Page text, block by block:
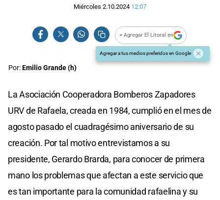
Miércoles 2.10.2024 12:07
+ Agregar El Litoral en
Agregar a tus medios preferidos en Google
Por:Emilio Grande (h)
La Asociación Cooperadora Bomberos Zapadores
URV de Rafaela, creada en 1984, cumplió en el mes de
agosto pasado el cuadragésimo aniversario de su
creación. Por tal motivo entrevistamos a su
presidente, Gerardo Brarda, para conocer de primera
mano los problemas que afectan a este servicio que
es tan importante para la comunidad rafaelina y su